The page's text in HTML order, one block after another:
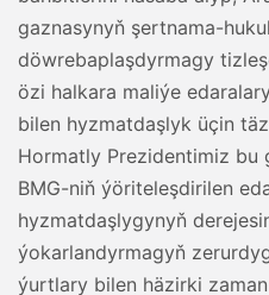
gaznasynyň şertnama-
döwrebaplaşdyrmagy
özi halkara maliýe
bilen hyzmatdaşlyk üçin
Hormatly Prezidentimiz bu
BMG-niň ýöriteleşdirilen
hyzmatdaşlygynyň
ýokarlandyrmagyň
ýurtlary bilen häzirki